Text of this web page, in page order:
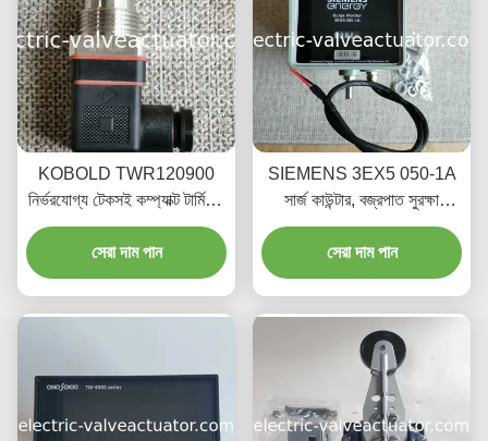
KOBOLD TWR120900
নির্ভরযোগ্য টেকসই কম্প্যাক্ট টার্মিনাল
সুইচ শিল্প অটোমেশনের জন্য
সেরা দাম পান
SIEMENS 3EX5 050-1A
সার্জ কাউন্টার, বজ্রপাত সুরক্ষা
ডিভাইস অ্যাকশন কাউন্টার, এসপিডি
কাউন্টার
সেরা দাম পান